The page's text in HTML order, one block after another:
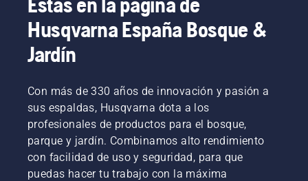
Husqvarna España Bosque &
Jardín
Con más de 330 años de innovación y pasión a
sus espaldas, Husqvarna dota a los
profesionales de productos para el bosque,
parque y jardín. Combinamos alto rendimiento
con facilidad de uso y seguridad, para que
puedas hacer tu trabajo con la máxima